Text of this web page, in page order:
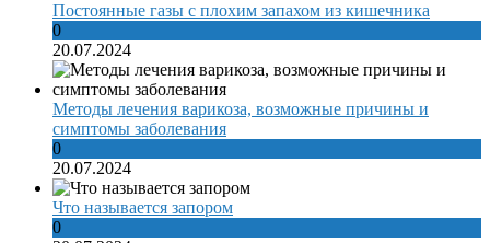
Постоянные газы с плохим запахом из кишечника
0
20.07.2024
Методы лечения варикоза, возможные причины и
симптомы заболевания
0
20.07.2024
Что называется запором
0